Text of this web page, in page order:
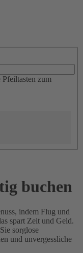
zum
buchen
indem Flug und
spart Zeit und Geld.
sorglose
und unvergessliche